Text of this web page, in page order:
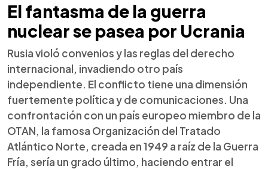
El fantasma de la guerra
nuclear se pasea por Ucrania
Rusia violó convenios y las reglas del derecho
internacional, invadiendo otro país
independiente. El conflicto tiene una dimensión
fuertemente política y de comunicaciones. Una
confrontación con un país europeo miembro de la
OTAN, la famosa Organización del Tratado
Atlántico Norte, creada en 1949 a raíz de la Guerra
Fría, sería un grado último, haciendo entrar el